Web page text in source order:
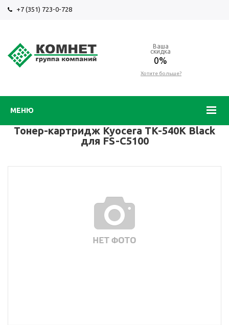
+7 (351) 723-0-728
МЕНЮ
Ваша
скидка
0%
Хотите больше?
Тонер-картридж Kyocera TK-540K Black
для FS-C5100